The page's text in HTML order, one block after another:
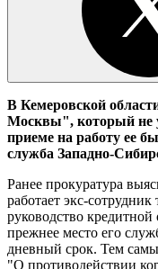
В Кемеровской
Москвы", который не
приеме на работу ее
служба Западно-
Ранее прокуратура
работает экс-
руководство
прежнее место его
дневный срок. Тем
"О противодействии